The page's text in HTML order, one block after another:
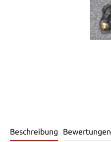
Beschreibung Bewertungen